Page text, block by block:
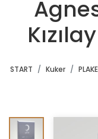
START Kuker